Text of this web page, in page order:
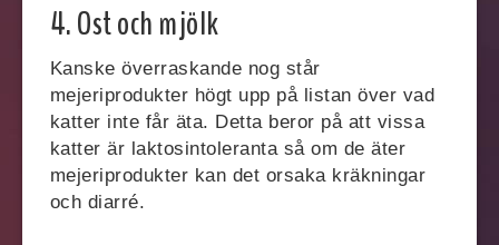
4. Ost och mjölk
Kanske överraskande nog står
mejeriprodukter högt upp på listan över vad
katter inte får äta. Detta beror på att vissa
katter är laktosintoleranta så om de äter
mejeriprodukter kan det orsaka kräkningar
och diarré.